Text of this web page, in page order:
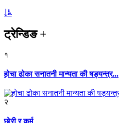
ट्रेन्डिङ+
१
होचा ढोका सनातनी मान्यता की षड्यन्त्र...
२
छाेरी र कर्म